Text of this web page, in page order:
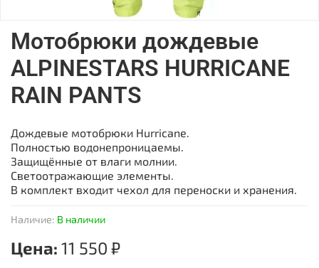
Наличие: В наличии
Мотобрюки дождевые
ALPINESTARS HURRICANE
RAIN PANTS
Цена: 11 550 ₽
Дождевые мотобрюки Hurricane.
Полностью водонепроницаемы.
Защищённые от влаги молнии.
Светоотражающие элементы.
В комплект входит чехол для переноски и хранения.